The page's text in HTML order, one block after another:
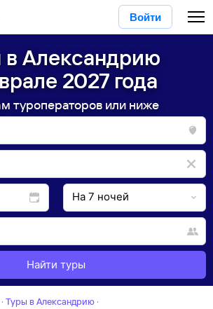
Войти
в Александрию
2027 года
туроператоров или ниже
Найти туры
· Туры в Александрию ·